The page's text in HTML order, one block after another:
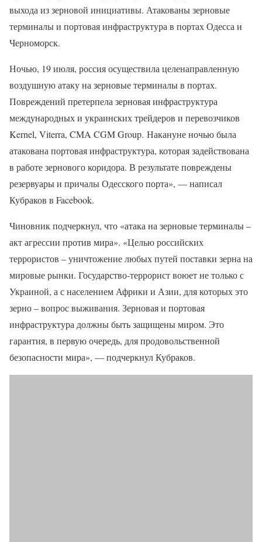
выхода из зерновой инициативы. Атакованы зерновые
терминалы и портовая инфраструктура в портах Одесса и
Черноморск.
Ночью, 19 июля, россия осуществила целенаправленную
воздушную атаку на зерновые терминалы в портах.
Повреждений претерпела зерновая инфраструктура
международных и украинских трейдеров и перевозчиков
Kernel, Viterra, CMA CGM Group. Накануне ночью была
атакована портовая инфраструктура, которая задействована
в работе зернового коридора. В результате повреждены
резервуары и причалы Одесского порта», — написал
Кубраков в Facebook.
Чиновник подчеркнул, что «атака на зерновые терминалы –
акт агрессии против мира». «Целью российских
террористов – уничтожение любых путей поставки зерна на
мировые рынки. Государство-террорист воюет не только с
Украиной, а с населением Африки и Азии, для которых это
зерно – вопрос выживания. Зерновая и портовая
инфраструктура должны быть защищены миром. Это
гарантия, в первую очередь, для продовольственной
безопасности мира», — подчеркнул Кубраков.